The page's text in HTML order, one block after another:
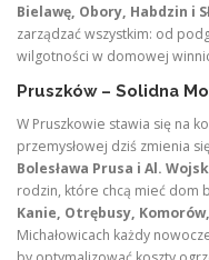
Bielawę, Obory, Habdzin i
zarządzać wszystkim: od
wilgotności w domowej
Pruszków – Solidna
W Pruszkowie stawia się na
przemysłowej dziś zmienia
Bolesława Prusa i Al.
rodzin, które chcą mieć dom
Kanie, Otrębusy,
Michałowicach każdy